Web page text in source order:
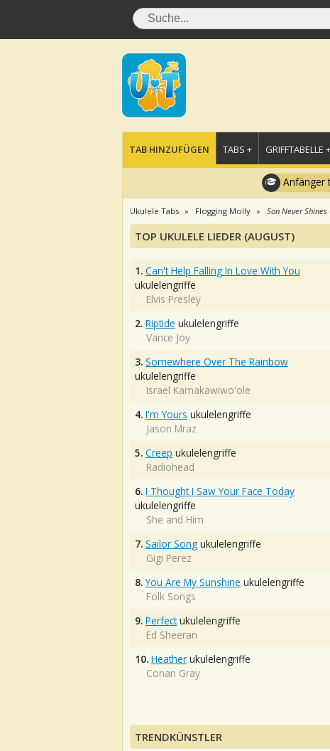
TAB HINZUFÜGEN TABS + GRIFFTABELLE +
Anfänger
Ukulele Tabs Flogging Molly Son Never Shines
TOP UKULELE LIEDER (AUGUST)
1. Can't Help Falling In Love With You
ukulelengriffe
Elvis Presley
2. Riptide ukulelengriffe
Vance Joy
3. Somewhere Over The Rainbow
ukulelengriffe
Israel Kamakawiwo'ole
4. I'm Yours ukulelengriffe
Jason Mraz
5. Creep ukulelengriffe
Radiohead
6. I Thought I Saw Your Face Today
ukulelengriffe
She and Him
7. Sailor Song ukulelengriffe
Gigi Perez
8. You Are My Sunshine ukulelengriffe
Folk Songs
9. Perfectukulelengriffe
Ed Sheeran
10. Heather ukulelengriffe
Conan Gray
TRENDKÜNSTLER